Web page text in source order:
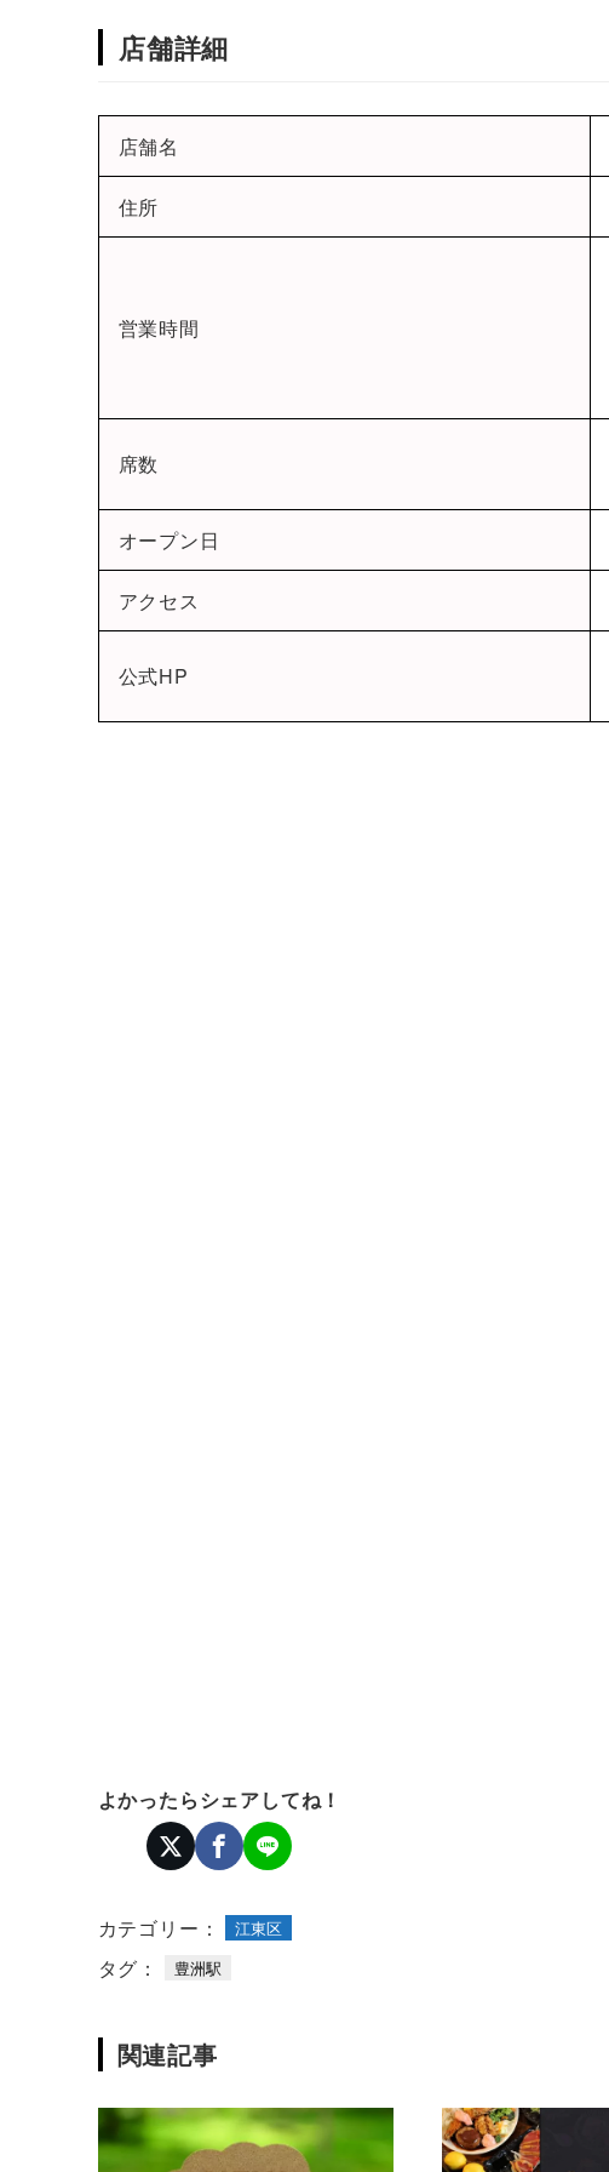
店舗詳細
店舗名
住所
営業時間
席数
オープン日
アクセス
公式HP
よかったらシェアしてね！
カテゴリー： 江東区
タグ： 豊洲駅
関連記事